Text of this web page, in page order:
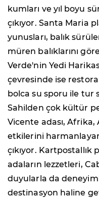
kumları ve yıl boyu
çıkıyor. Santa Maria
yunusları, balık
müren balıklarını
Verde'nin Yedi
çevresinde ise
bolca su sporu ile tur
Sahilden çok kültür
Vicente adası,
etkilerini
çıkıyor. Kartpostallık
adaların lezzetleri,
duyularla da
destinasyon haline